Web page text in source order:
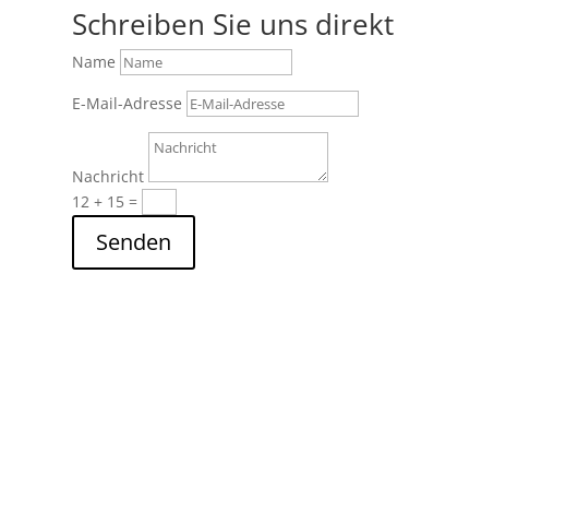
Schreiben Sie uns direkt
Name
E-Mail-Adresse
Nachricht
12 + 15=
Senden